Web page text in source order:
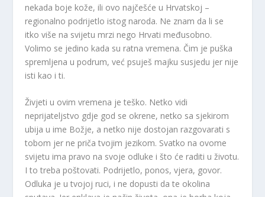
nekada boje kože, ili ovo najčešće u Hrvatskoj –
regionalno podrijetlo istog naroda. Ne znam da li se
itko više na svijetu mrzi nego Hrvati međusobno.
Volimo se jedino kada su ratna vremena. Čim je puška
spremljena u podrum, već psuješ majku susjedu jer nije
isti kao i ti.
Živjeti u ovim vremena je teško. Netko vidi
neprijateljstvo gdje god se okrene, netko sa sjekirom
ubija u ime Božje, a netko nije dostojan razgovarati s
tobom jer ne priča tvojim jezikom. Svatko na ovome
svijetu ima pravo na svoje odluke i što će raditi u životu.
I to treba poštovati. Podrijetlo, ponos, vjera, govor.
Odluka je u tvojoj ruci, i ne dopusti da te okolina